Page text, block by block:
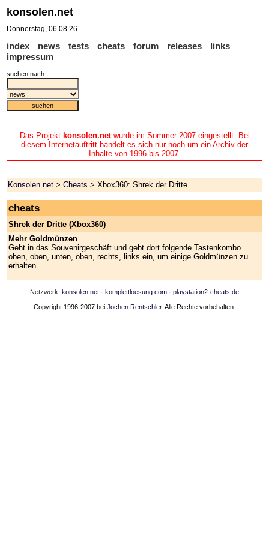
Das Projekt konsolen.netwurde im Sommer 2007 eingestellt. Bei
diesem Internetauftritt handelt es sich nur noch um ein Archiv der
Inhalte von 1996 bis 2007.
Konsolen.net >Cheats > Xbox360: Shrek der Dritte
cheats
Shrek der Dritte (Xbox360)
Mehr Goldmünzen
Geht in das Souvenirgeschäft und gebt dort folgende Tastenkombo
oben, oben, unten, oben, rechts, links ein, um einige Goldmünzen zu
erhalten.
Netzwerk: konsolen.net · komplettloesung.com · playstation2-cheats.de
Copyright 1996-2007 bei Jochen Rentschler. Alle Rechte vorbehalten.
konsolen.net
Donnerstag, 06.08.26
index news tests cheats forum releases
links
impressum
suchen nach: